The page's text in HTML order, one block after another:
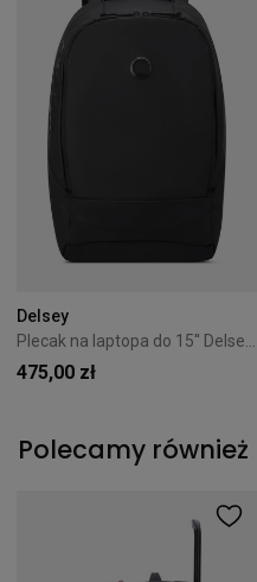
Delsey
475,00 zł
Polecamy również